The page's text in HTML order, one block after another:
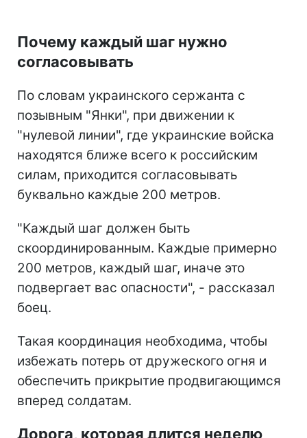
Почему каждый шаг нужно
согласовывать
По словам украинского сержанта с
позывным "Янки", при движении к
"нулевой линии", где украинские войска
находятся ближе всего к российским
силам, приходится согласовывать
буквально каждые 200 метров.
"Каждый шаг должен быть
скоординированным. Каждые примерно
200 метров, каждый шаг, иначе это
подвергает вас опасности", - рассказал
боец.
Такая координация необходима, чтобы
избежать потерь от дружеского огня и
обеспечить прикрытие продвигающимся
вперед солдатам.
Дорога, которая длится неделю